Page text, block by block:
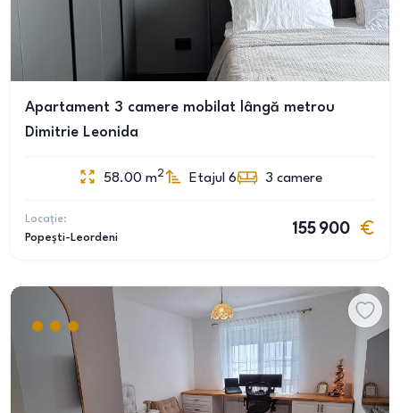
Apartament 3 camere mobilat lângă metrou
Dimitrie Leonida
58.00 m2 Etajul 6 3 camere
Locație:
Popești-Leordeni
155 900